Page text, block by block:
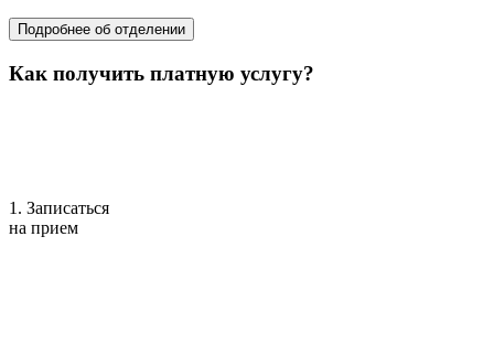
Подробнее об отделении
Как получить платную услугу?
1. Записаться
на прием